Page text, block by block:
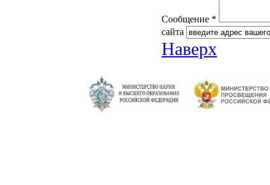
Сообщение *
сайта
Наверх